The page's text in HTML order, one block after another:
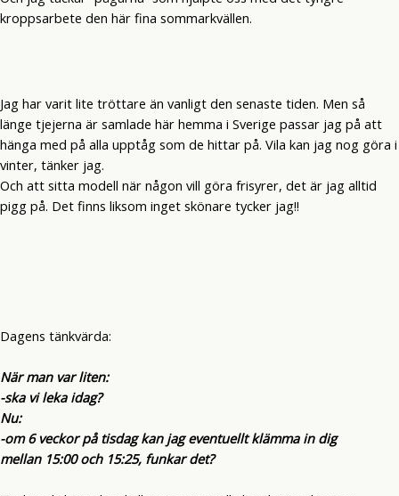
kroppsarbete den här fina sommarkvällen.
Jag har varit lite tröttare än vanligt den senaste tiden. Men så
länge tjejerna är samlade här hemma i Sverige passar jag på att
hänga med på alla upptåg som de hittar på. Vila kan jag nog göra i
vinter, tänker jag.
Och att sitta modell när någon vill göra frisyrer, det är jag alltid
pigg på. Det finns liksom inget skönare tycker jag!!
Dagens tänkvärda:
När man var liten:
-ska vi leka idag?
Nu:
-om 6 veckor på tisdag kan jag eventuellt klämma in dig
mellan 15:00 och 15:25, funkar det?